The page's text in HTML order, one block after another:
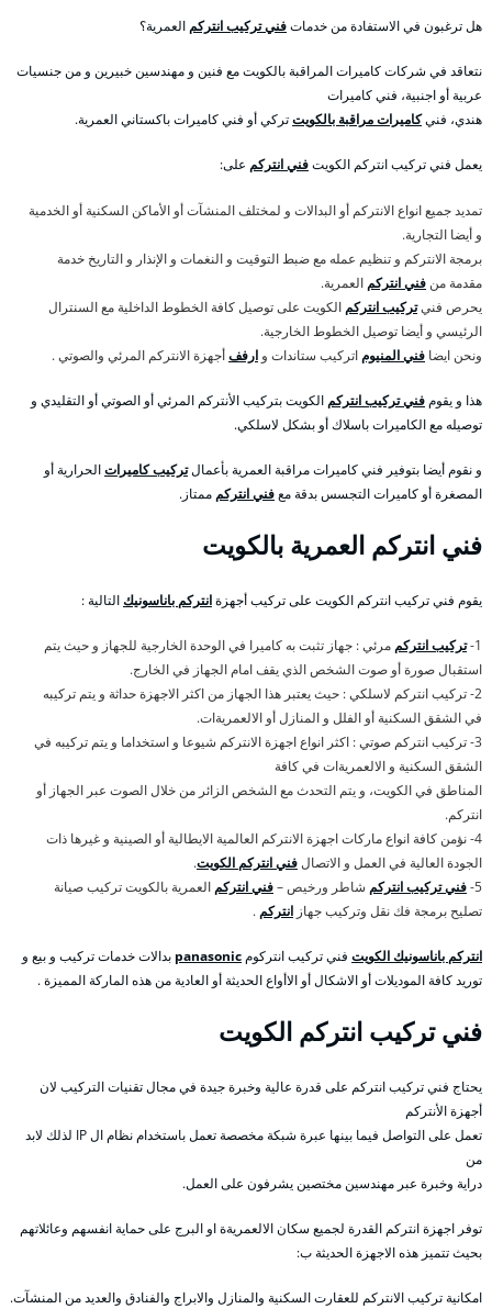
هل ترغبون في الاستفادة من خدماتفني تركيب انتركم العمرية؟
نتعاقد في شركات كاميرات المراقبة بالكويت مع فنين و مهندسين خبيرين و من جنسيات
عربية أو اجنبية، فني كاميرات
هندي، فنيكاميرات مراقبة بالكويتتركي أو فني كاميرات باكستاني العمرية.
يعمل فني تركيب انتركم الكويتفني انتركم على:
تمديد جميع انواع الانتركم أو البدالات و لمختلف المنشآت أو الأماكن السكنية أو الخدمية
و أيضا التجارية.
برمجة الانتركم و تنظيم عمله مع ضبط التوقيت و النغمات و الإنذار و التاريخ خدمة
مقدمة من فني انتركم العمرية.
يحرص فنيتركيب انتركم الكويت على توصيل كافة الخطوط الداخلية مع السنترال
الرئيسي و أيضا توصيل الخطوط الخارجية.
ونحن ايضا فني المنيوماتركيب ستاندات و ارففأجهزة الانتركم المرئي والصوتي .
هذا و يقوم فني تركيب انتركم الكويت بتركيب الأنتركم المرئي أو الصوتي أو التقليدي و
توصيله مع الكاميرات باسلاك أو بشكل لاسلكي.
و نقوم أيضا بتوفير فني كاميرات مراقبة العمرية بأعمالتركيب كاميراتالحرارية أو
المصغرة أو كاميرات التجسس بدقة معفني انتركم ممتاز.
فني انتركم العمرية بالكويت
يقوم فني تركيب انتركم الكويت على تركيب أجهزةانتركم باناسونيك التالية :
1- تركيب انتركم مرئي : جهاز تثبت به كاميرا في الوحدة الخارجية للجهاز و حيث يتم
استقبال صورة أو صوت الشخص الذي يقف امام الجهاز في الخارج.
2- تركيب انتركم لاسلكي : حيث يعتبر هذا الجهاز من اكثر الاجهزة حداثة و يتم تركيبه
في الشقق السكنية أو الفلل و المنازل أو الالعمريةات.
3- تركيب انتركم صوتي : اكثر انواع اجهزة الانتركم شيوعا و استخداما و يتم تركيبه في
الشقق السكنية و الالعمريةات في كافة
المناطق في الكويت، و يتم التحدث مع الشخص الزائر من خلال الصوت عبر الجهاز أو
انتركم.
4- نؤمن كافة انواع ماركات اجهزة الانتركم العالمية الايطالية أو الصينية و غيرها ذات
الجودة العالية في العمل و الاتصالفني انتركم الكويت.
5- فني تركيب انتركم شاطر ورخيص –فني انتركم العمرية بالكويت تركيب صيانة
تصليح برمجة فك نقل وتركيب جهاز انتركم .
انتركم باناسونيك الكويت فني تركيب انتركوم panasonic بدالات خدمات تركيب و بيع و
توريد كافة الموديلات أو الاشكال أو الاأواع الحديثة أو العادية من هذه الماركة المميزة .
فني تركيب انتركم الكويت
يحتاج فني تركيب انتركم على قدرة عالية وخبرة جيدة في مجال تقنيات التركيب لان
أجهزة الأنتركم
تعمل على التواصل فيما بينها عبرة شبكة مخصصة تعمل باستخدام نظام ال IP لذلك لابد
من
دراية وخبرة عبر مهندسين مختصين يشرفون على العمل.
توفر اجهزة انتركم القدرة لجميع سكان الالعمريةة او البرج على حماية انفسهم وعائلاتهم
بحيث تتميز هذه الاجهزة الحديثة ب:
امكانية تركيب الانتركم للعقارت السكنية والمنازل والابراج والفنادق والعديد من المنشآت.